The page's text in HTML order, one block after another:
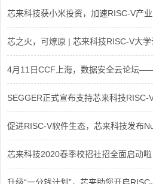
芯来科技获小米投资，加速RISC-V产
芯之火，可燎原 | 芯来科技RISC-V大学
4月11日CCF上海，数据安全云论坛
SEGGER正式宣布支持芯来科技RISC-
促进RISC-V软件生态，芯来科技发布
芯来科技2020春季校招社招全面启动啦
升级“一分钱计划”，芯来助您开启